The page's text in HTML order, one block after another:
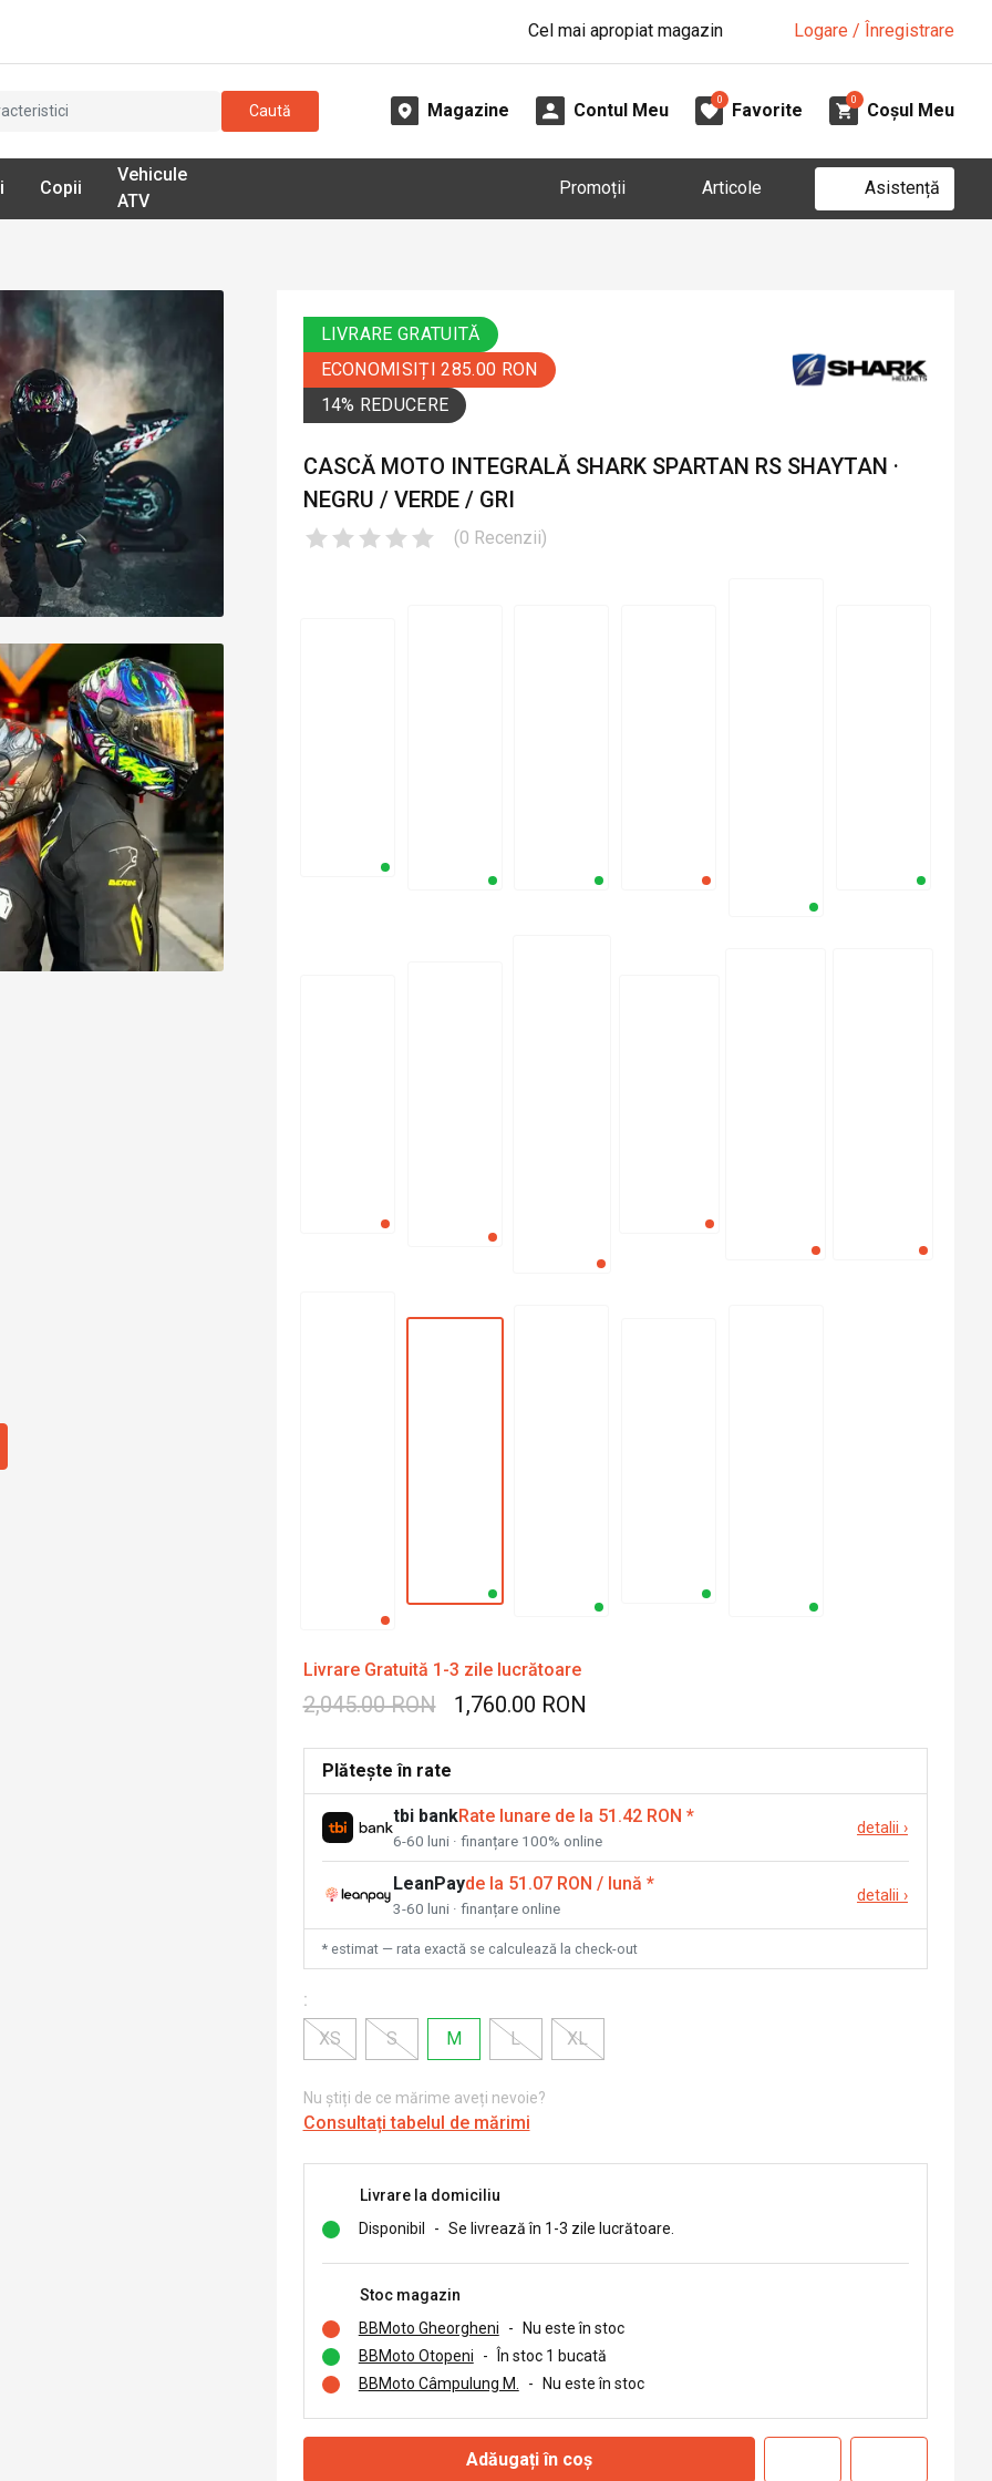
Cel mai apropiat magazin Logare / Înregistrare
Caută Magazine Contul Meu
0
Favorite
0
Coșul Meu
Copii
Vehicule
ATV
Promoții Articole Asistență
LIVRARE GRATUITĂ
ECONOMISIȚI 285.00 RON
14% REDUCERE
CASCĂ MOTO INTEGRALĂ SHARK SPARTAN RS SHAYTAN ·
NEGRU / VERDE / GRI
(0 Recenzii)
Livrare Gratuită 1-3 zile lucrătoare
2,045.00 RON 1,760.00 RON
Plătește în rate
tbi bankRate lunare de la 51.42 RON *
6-60 luni · finanțare 100% online
detalii ›
LeanPayde la 51.07 RON / lună *
3-60 luni · finanțare online
detalii ›
* estimat — rata exactă se calculează la check-out
:
XS
S M L XL
Nu știți de ce mărime aveți nevoie?
Consultați tabelul de mărimi
Livrare la domiciliu
Disponibil
- Se livrează în 1-3 zile lucrătoare.
Stoc magazin
BBMoto Gheorgheni
-
Nu este în stoc
BBMoto Otopeni
-
În stoc 1 bucată
BBMoto Câmpulung M.
- Nu este în stoc
Adăugați în coș